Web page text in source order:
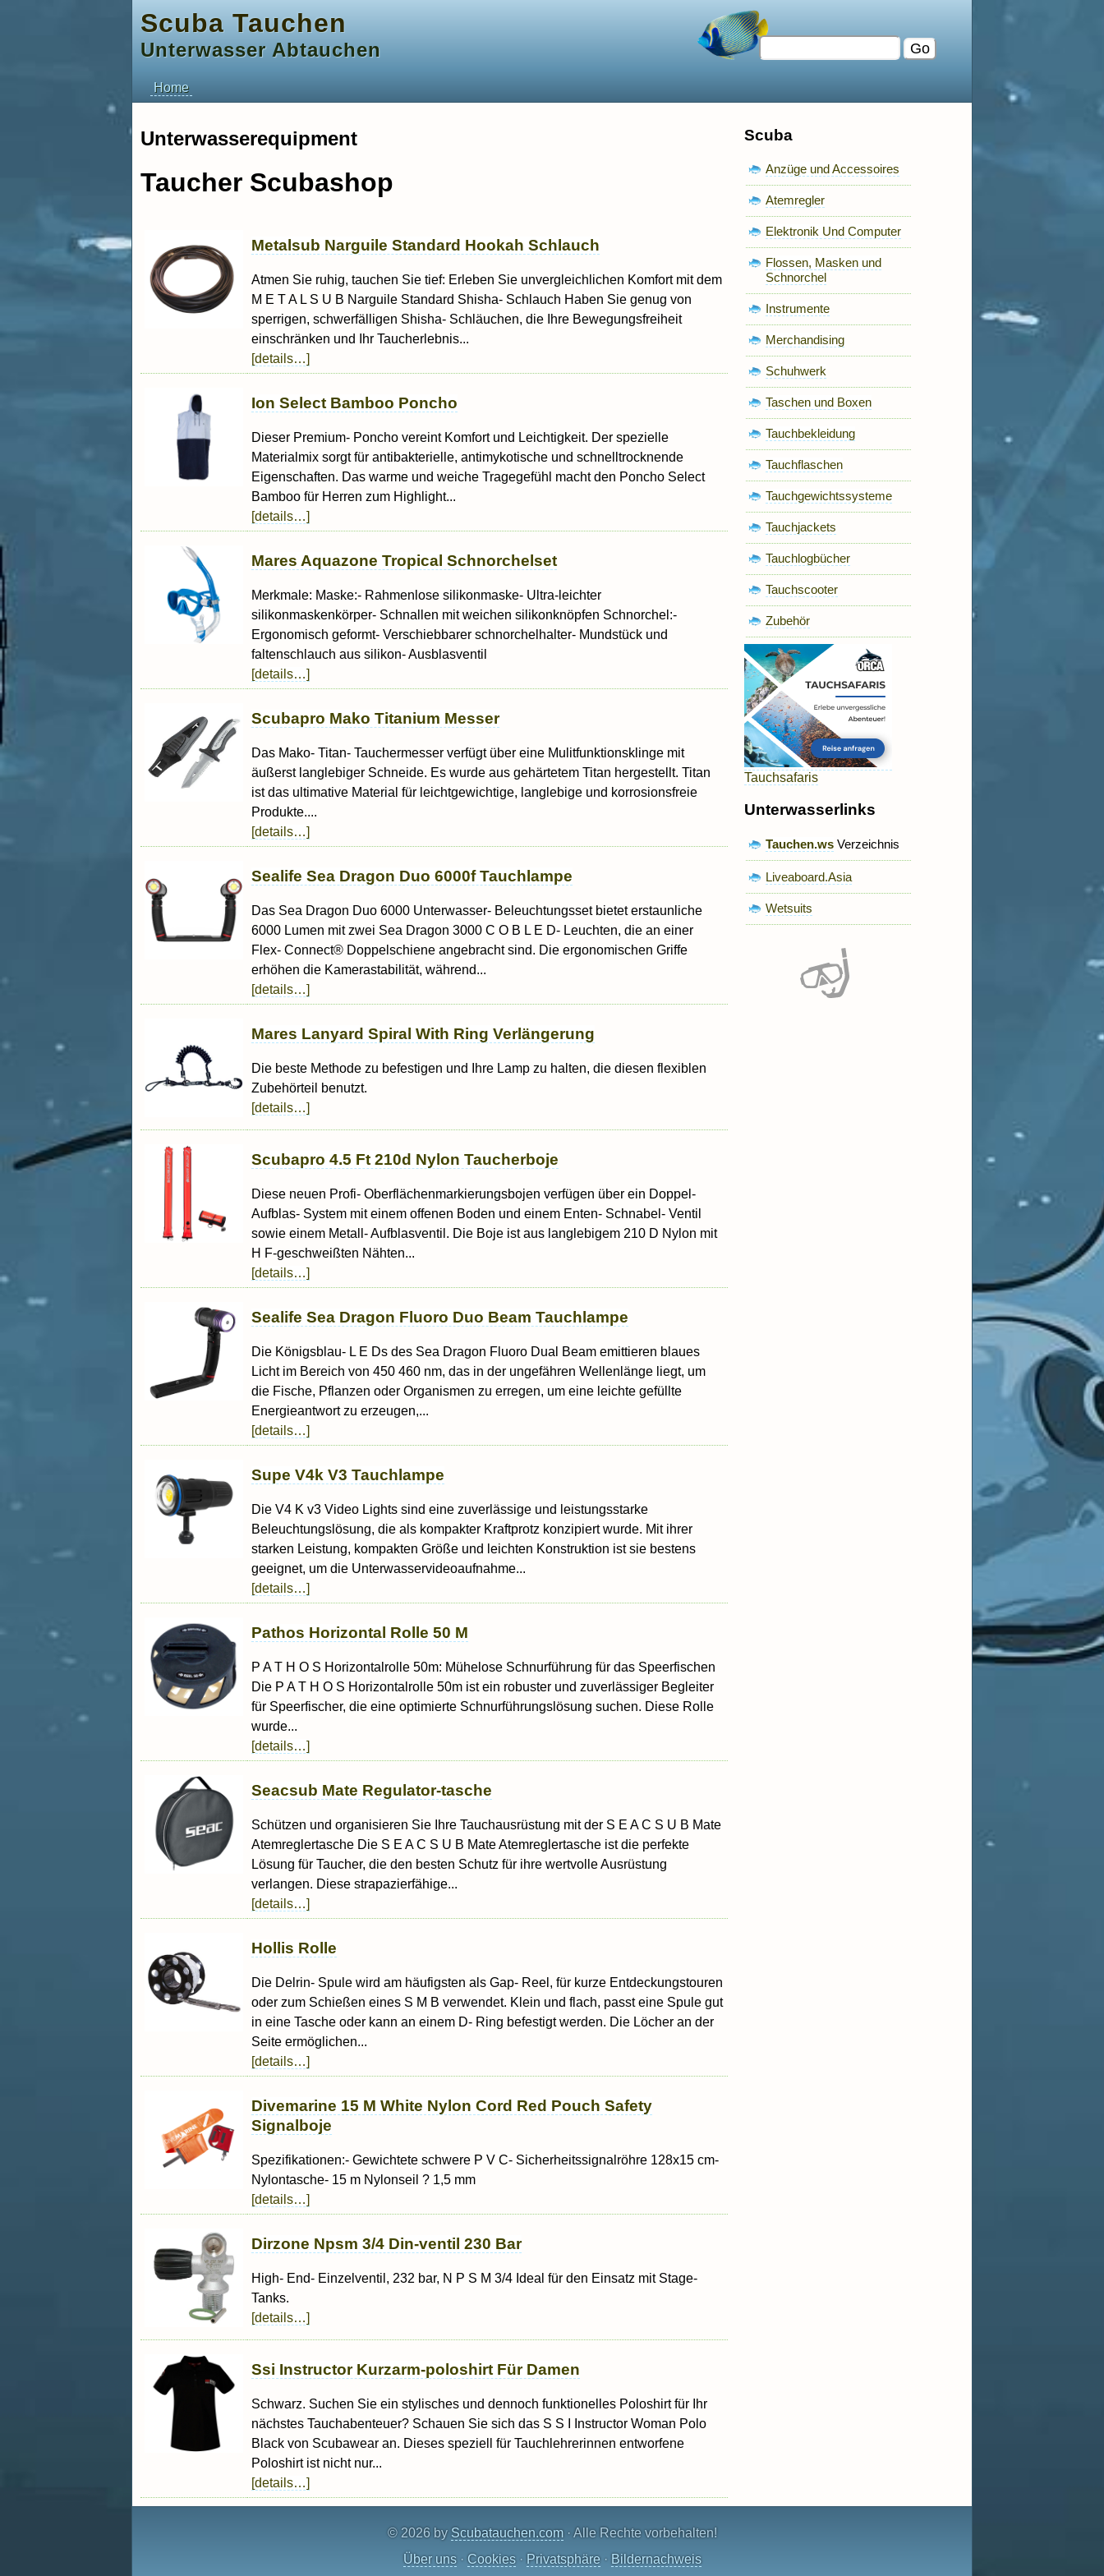
Scuba Tauchen
Unterwasser Abtauchen
Home
Unterwasserequipment
Taucher Scubashop
Metalsub Narguile Standard Hookah Schlauch
Atmen Sie ruhig, tauchen Sie tief: Erleben Sie unvergleichlichen Komfort mit dem
M E T A L S U B Narguile Standard Shisha- Schlauch Haben Sie genug von
sperrigen, schwerfälligen Shisha- Schläuchen, die Ihre Bewegungsfreiheit
einschränken und Ihr Taucherlebnis...
[details…]
Ion Select Bamboo Poncho
Dieser Premium- Poncho vereint Komfort und Leichtigkeit. Der spezielle
Materialmix sorgt für antibakterielle, antimykotische und schnelltrocknende
Eigenschaften. Das warme und weiche Tragegefühl macht den Poncho Select
Bamboo für Herren zum Highlight...
[details…]
Mares Aquazone Tropical Schnorchelset
Merkmale: Maske:- Rahmenlose silikonmaske- Ultra-leichter
silikonmaskenkörper- Schnallen mit weichen silikonknöpfen Schnorchel:-
Ergonomisch geformt- Verschiebbarer schnorchelhalter- Mundstück und
faltenschlauch aus silikon- Ausblasventil
[details…]
Scubapro Mako Titanium Messer
Das Mako- Titan- Tauchermesser verfügt über eine Mulitfunktionsklinge mit
äußerst langlebiger Schneide. Es wurde aus gehärtetem Titan hergestellt. Titan
ist das ultimative Material für leichtgewichtige, langlebige und korrosionsfreie
Produkte....
[details…]
Sealife Sea Dragon Duo 6000f Tauchlampe
Das Sea Dragon Duo 6000 Unterwasser- Beleuchtungsset bietet erstaunliche
6000 Lumen mit zwei Sea Dragon 3000 C O B L E D- Leuchten, die an einer
Flex- Connect® Doppelschiene angebracht sind. Die ergonomischen Griffe
erhöhen die Kamerastabilität, während...
[details…]
Mares Lanyard Spiral With Ring Verlängerung
Die beste Methode zu befestigen und Ihre Lamp zu halten, die diesen flexiblen
Zubehörteil benutzt.
[details…]
Scubapro 4.5 Ft 210d Nylon Taucherboje
Diese neuen Profi- Oberflächenmarkierungsbojen verfügen über ein Doppel-
Aufblas- System mit einem offenen Boden und einem Enten- Schnabel- Ventil
sowie einem Metall- Aufblasventil. Die Boje ist aus langlebigem 210 D Nylon mit
H F-geschweißten Nähten...
[details…]
Sealife Sea Dragon Fluoro Duo Beam Tauchlampe
Die Königsblau- L E Ds des Sea Dragon Fluoro Dual Beam emittieren blaues
Licht im Bereich von 450 460 nm, das in der ungefähren Wellenlänge liegt, um
die Fische, Pflanzen oder Organismen zu erregen, um eine leichte gefüllte
Energieantwort zu erzeugen,...
[details…]
Supe V4k V3 Tauchlampe
Die V4 K v3 Video Lights sind eine zuverlässige und leistungsstarke
Beleuchtungslösung, die als kompakter Kraftprotz konzipiert wurde. Mit ihrer
starken Leistung, kompakten Größe und leichten Konstruktion ist sie bestens
geeignet, um die Unterwasservideoaufnahme...
[details…]
Pathos Horizontal Rolle 50 M
P A T H O S Horizontalrolle 50m: Mühelose Schnurführung für das Speerfischen
Die P A T H O S Horizontalrolle 50m ist ein robuster und zuverlässiger Begleiter
für Speerfischer, die eine optimierte Schnurführungslösung suchen. Diese Rolle
wurde...
[details…]
Seacsub Mate Regulator-tasche
Schützen und organisieren Sie Ihre Tauchausrüstung mit der S E A C S U B Mate
Atemreglertasche Die S E A C S U B Mate Atemreglertasche ist die perfekte
Lösung für Taucher, die den besten Schutz für ihre wertvolle Ausrüstung
verlangen. Diese strapazierfähige...
[details…]
Hollis Rolle
Die Delrin- Spule wird am häufigsten als Gap- Reel, für kurze Entdeckungstouren
oder zum Schießen eines S M B verwendet. Klein und flach, passt eine Spule gut
in eine Tasche oder kann an einem D- Ring befestigt werden. Die Löcher an der
Seite ermöglichen...
[details…]
Divemarine 15 M White Nylon Cord Red Pouch Safety
Signalboje
Spezifikationen:- Gewichtete schwere P V C- Sicherheitssignalröhre 128x15 cm-
Nylontasche- 15 m Nylonseil ? 1,5 mm
[details…]
Dirzone Npsm 3/4 Din-ventil 230 Bar
High- End- Einzelventil, 232 bar, N P S M 3/4 Ideal für den Einsatz mit Stage-
Tanks.
[details…]
Ssi Instructor Kurzarm-poloshirt Für Damen
Schwarz. Suchen Sie ein stylisches und dennoch funktionelles Poloshirt für Ihr
nächstes Tauchabenteuer? Schauen Sie sich das S S I Instructor Woman Polo
Black von Scubawear an. Dieses speziell für Tauchlehrerinnen entworfene
Poloshirt ist nicht nur...
[details…]
Scuba
Anzüge und Accessoires
Atemregler
Elektronik Und Computer
Flossen, Masken und
Schnorchel
Instrumente
Merchandising
Schuhwerk
Taschen und Boxen
Tauchbekleidung
Tauchflaschen
Tauchgewichtssysteme
Tauchjackets
Tauchlogbücher
Tauchscooter
Zubehör
Tauchsafaris
Unterwasserlinks
Tauchen.ws Verzeichnis
Liveaboard.Asia
Wetsuits
© 2026 by Scubatauchen.com· Alle Rechte vorbehalten!
Über uns· Cookies· Privatsphäre· Bildernachweis